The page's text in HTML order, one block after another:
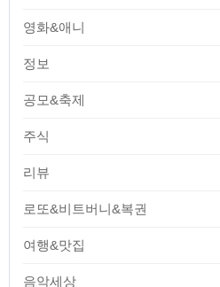
영화&애니
정보
공모&축제
주식
리뷰
로또&비트버니&복권
여행&맛집
음악세상